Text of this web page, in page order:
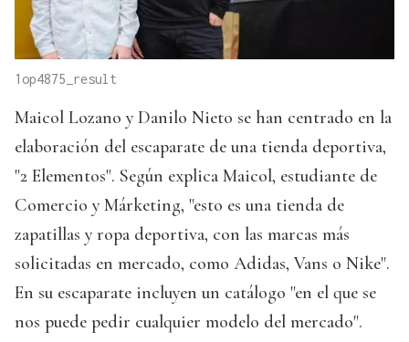
1op4875_result
Maicol Lozano y Danilo Nieto se han centrado en la
elaboración del escaparate de una tienda deportiva,
"2 Elementos". Según explica Maicol, estudiante de
Comercio y Márketing, "esto es una tienda de
zapatillas y ropa deportiva, con las marcas más
solicitadas en mercado, como Adidas, Vans o Nike".
En su escaparate incluyen un catálogo "en el que se
nos puede pedir cualquier modelo del mercado".